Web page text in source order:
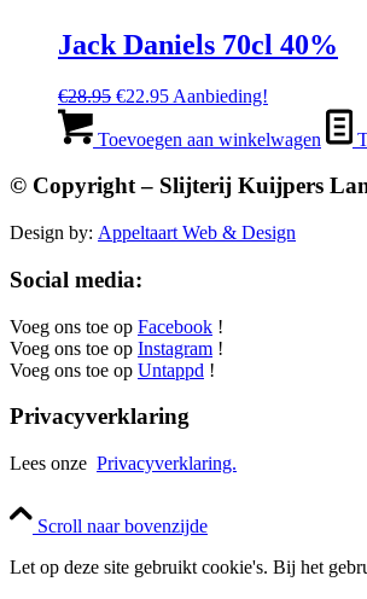
Jack Daniels 70cl 40%
€28.95 Oorspronkelijke
was:
€22.95Huidige
is:
Aanbieding!
Toevoegen aan winkelwagen
© Copyright – Slijterij Kuijpers
Design by: Appeltaart Web & Design
Social media:
Voeg ons toe op Facebook !
Voeg ons toe op Instagram !
Voeg ons toe op Untappd !
Privacyverklaring
Lees onze Privacyverklaring.
Scroll naar bovenzijde
Let op deze site gebruikt cookie's. Bij het